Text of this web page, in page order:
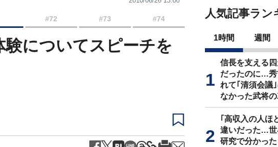
#72 #73 #74
についてスピーチを
人気記事ラン
1時間 週間
信長を支える
だったのに…秀
れて｢清須会議
なかった武将
｢高収入の人ほ
違いだった…世
研究で分かっ